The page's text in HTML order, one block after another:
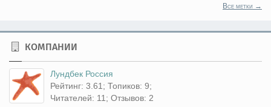
Все метки →
КОМПАНИИ
Лундбек Россия
Рейтинг: 3.61; Топиков: 9;
Читателей: 11; Отзывов: 2